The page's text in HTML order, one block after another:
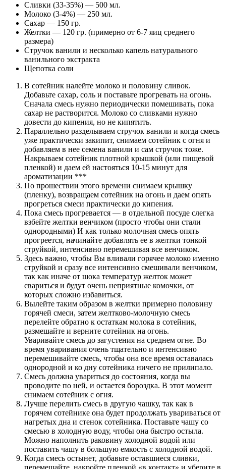
Сливки (33-35%) — 500 мл.
Молоко (3-4%) — 250 мл.
Сахар — 150 гр.
Желтки — 120 гр. (примерно от 6-7 яиц среднего
размера)
Стручок ванили и несколько капель натурального
ванильного экстракта
Щепотка соли
В сотейник налейте молоко и половину сливок.
Добавьте сахар, соль и поставьте прогревать на огонь.
Сначала смесь нужно периодически помешивать, пока
сахар не растворится. Молоко со сливками нужно
довести до кипения, но не кипятить.
Параллельно разделываем стручок ванили и когда смесь
уже практически закипит, снимаем сотейник с огня и
добавляем в нее семена ванили и сам стручок тоже.
Накрываем сотейник плотной крышкой (или пищевой
пленкой) и даем ей настояться 10-15 минут для
ароматизации ***
По прошествии этого времени снимаем крышку
(пленку), возвращаем сотейник на огонь и даем опять
прогреться смеси практически до кипения.
Пока смесь прогревается — в отдельной посуде слегка
взбейте желтки венчиком (просто чтобы они стали
однородными) И как только молочная смесь опять
прогреется, начинайте добавлять ее в желтки тонкой
струйкой, интенсивно перемешивая все венчиком.
Здесь важно, чтобы Вы вливали горячее молоко именно
струйкой и сразу все интенсивно смешивали венчиком,
так как иначе от шока температур желток может
свариться и будут очень неприятные комочки, от
которых сложно избавиться.
Вылейте таким образом в желтки примерно половину
горячей смеси, затем желтково-молочную смесь
перелейте обратно к остаткам молока в сотейник,
размешайте и верните сотейник на огонь.
Уваривайте смесь до загустения на среднем огне. Во
время уваривания очень тщательно и интенсивно
перемешивайте смесь, чтобы она все время оставалась
однородной и ко дну сотейника ничего не прилипало.
Смесь должна увариться до состояния, когда вы
проводите по ней, и остается бороздка. В этот момент
снимаем сотейник с огня.
Лучше перелить смесь в другую чашку, так как в
горячем сотейнике она будет продолжать увариваться от
нагретых дна и стенок сотейника. Поставьте чашу со
смесью в холодную воду, чтобы она быстро остыла.
Можно наполнить раковину холодной водой или
поставить чашу в большую емкость с холодной водой.
Когда смесь остынет, добавьте оставшиеся сливки,